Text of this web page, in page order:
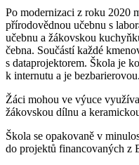
Po modernizaci z roku 2020
přírodovědnou učebnu s
učebnu a žákovskou
čebna. Součástí každé
s dataprojektorem. Škola je
k internutu a je bezbarierovou.
Žáci mohou ve výuce
žákovskou dílnu a
Škola se opakovaně v
do projektů financovaných z